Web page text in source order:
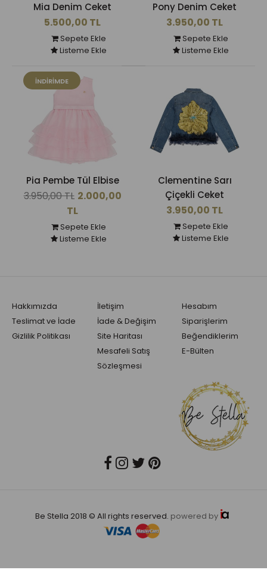
Mia Denim Ceket
5.500,00 TL
Sepete Ekle
Listeme Ekle
Pony Denim Ceket
3.950,00 TL
Sepete Ekle
Listeme Ekle
İNDIRIMDE
Pia Pembe Tül Elbise
3.950,00 TL 2.000,00
TL
Sepete Ekle
Listeme Ekle
Clementine Sarı
Çiçekli Ceket
3.950,00 TL
Sepete Ekle
Listeme Ekle
Hakkımızda
Teslimat ve İade
Gizlilik Politikası
İletişim
İade & Değişim
Site Haritası
Mesafeli Satış
Sözleşmesi
Hesabım
Siparişlerim
Beğendiklerim
E-Bülten
Be Stella 2018 © All rights reserved. powered by